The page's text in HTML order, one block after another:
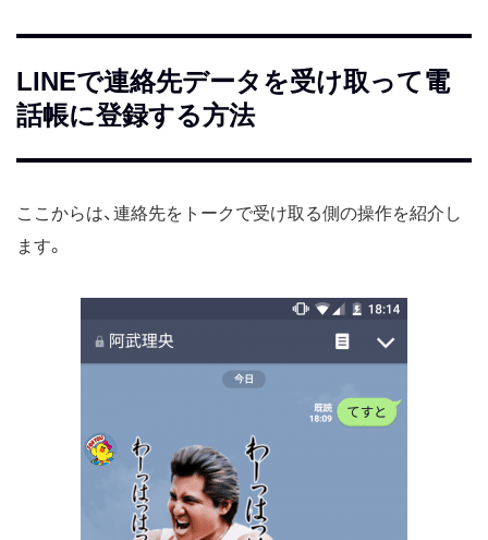
LINEで連絡先データを受け取って電
話帳に登録する方法
ここからは、連絡先をトークで受け取る側の操作を紹介し
ます。